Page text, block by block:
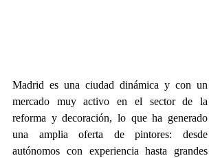
Madrid es una ciudad dinámica y con un
mercado muy activo en el sector de la
reforma y decoración, lo que ha generado
una amplia oferta de pintores: desde
autónomos con experiencia hasta grandes